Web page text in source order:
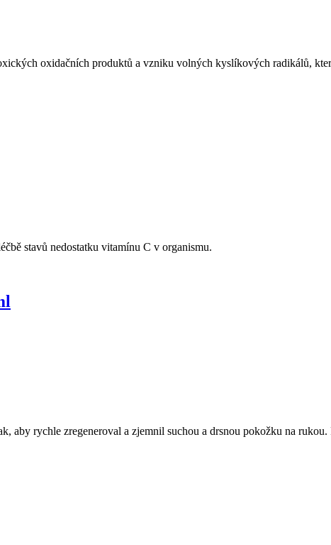
oxidačních produktů a vzniku volných kyslíkových radikálů,
stavů nedostatku vitamínu C v organismu.
rychle zregeneroval a zjemnil suchou a drsnou pokožku na